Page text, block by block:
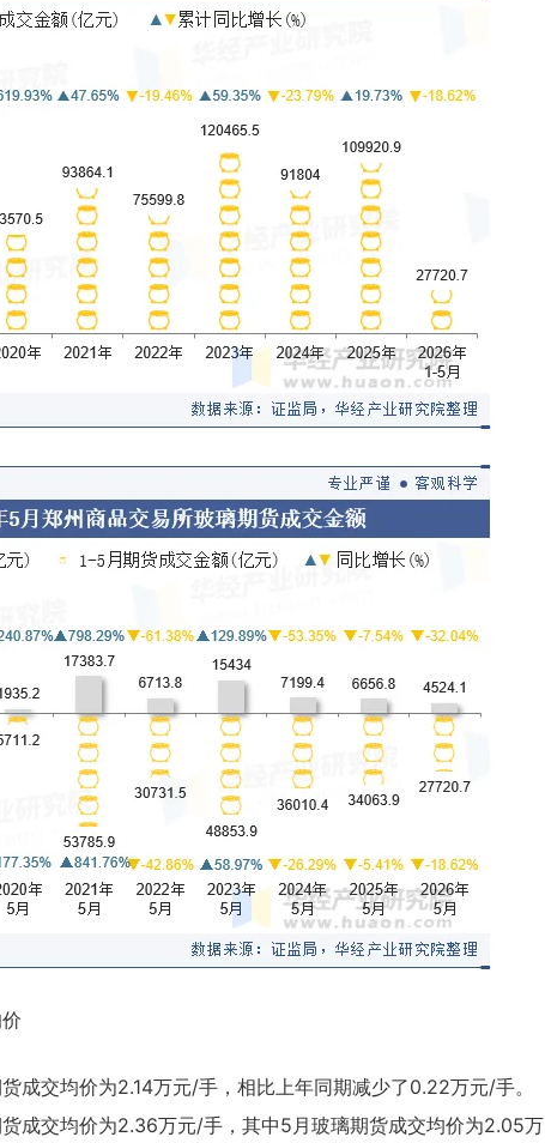
成交均价为2.14万元/手，相比上年同期减少了0.22万元/手。
成交均价为2.36万元/手，其中5月玻璃期货成交均价为2.05万